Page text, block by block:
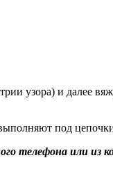
узора) и далее
под
телефона или из